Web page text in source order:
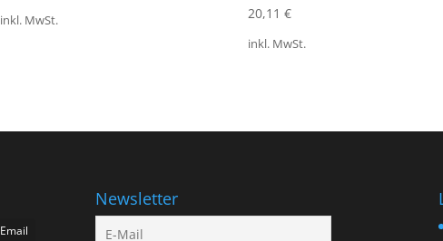
inkl. MwSt. 20,11€
inkl. MwSt.
Email
Newsletter